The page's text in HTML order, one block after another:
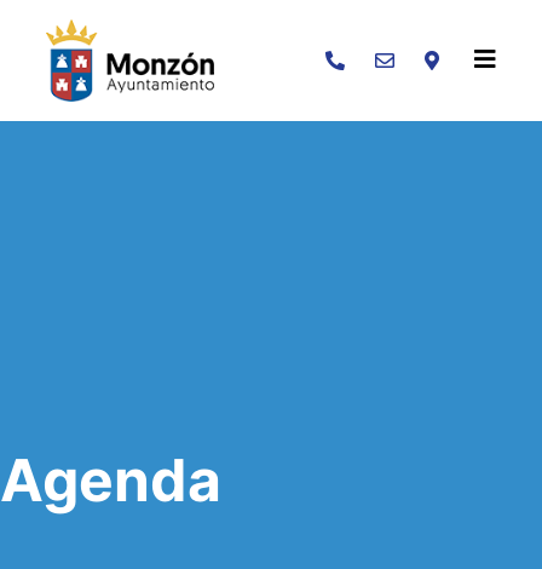
Buscar
Agenda